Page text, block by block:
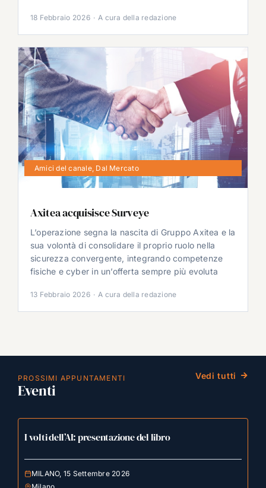
18 Febbraio 2026 · A cura della redazione
Amici del canale, Dal Mercato
Axitea acquisisce Surveye
L’operazione segna la nascita di Gruppo Axitea e la
sua volontà di consolidare il proprio ruolo nella
sicurezza convergente, integrando competenze
fisiche e cyber in un’offerta sempre più evoluta
13 Febbraio 2026 · A cura della redazione
PROSSIMI APPUNTAMENTI
Eventi
Vedi tutti
I volti dell’AI: presentazione del libro
MILANO, 15 Settembre 2026